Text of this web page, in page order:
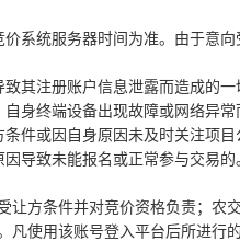
统服务器时间为准。由于意向
其注册账户信息泄露而造成的一
终端设备出现故障或网络异常
或因自身原因未及时关注项目
导致未能报名或正常参与交易的
方条件并对竞价资格负责；农
凡使用该账号登入平台后所进